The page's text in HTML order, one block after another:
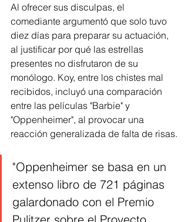
Al ofrecer sus disculpas, el
comediante argumentó que solo tuvo
diez días para preparar su actuación,
al justificar por qué las estrellas
presentes no disfrutaron de su
monólogo. Koy, entre los chistes mal
recibidos, incluyó una comparación
entre las películas "Barbie" y
"Oppenheimer", al provocar una
reacción generalizada de falta de risas.
"Oppenheimer se basa en un
extenso libro de 721 páginas
galardonado con el Premio